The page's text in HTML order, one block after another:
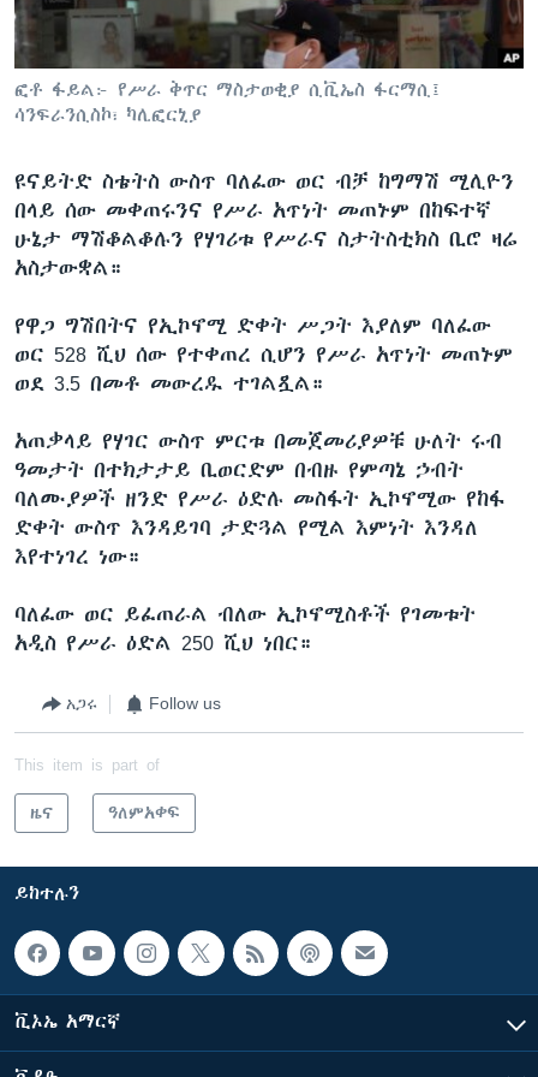
ቋንቋዎች
ፎቶ ፋይል፦ የሥራ ቅጥር ማስታወቂያ ሲቪኤስ ፋርማሲ፤
ሳንፍራንሲስኮ፣ ካሊፎርኒያ
ዩናይትድ ስቴትስ ውስጥ ባለፈው ወር ብቻ ከግማሽ ሚሊዮን
በላይ ሰው መቀጠሩንና የሥራ አጥነት መጠኑም በከፍተኛ
ሁኔታ ማሽቆልቆሉን የሃገሪቱ የሥራና ስታትስቲክስ ቢሮ ዛሬ
አስታውቋል።
የዋጋ ግሽበትና የኢኮኖሚ ድቀት ሥጋት እያለም ባለፈው
ወር 528 ሺህ ሰው የተቀጠረ ሲሆን የሥራ አጥነት መጠኑም
ወደ 3.5 በመቶ መውረዱ ተገልጿል።
አጠቃላይ የሃገር ውስጥ ምርቱ በመጀመሪያዎቹ ሁለት ሩብ
ዓመታት በተክታታይ ቢወርድም በብዙ የምጣኔ ኃብት
ባለሙያዎች ዘንድ የሥራ ዕድሉ መስፋት ኢኮኖሚው የከፋ
ድቀት ውስጥ እንዳይገባ ታድጓል የሚል እምነት እንዳለ
እየተነገረ ነው።
ባለፈው ወር ይፈጠራል ብለው ኢኮኖሚስቶች የገመቱት
አዲስ የሥራ ዕድል 250 ሺህ ነበር።
አጋሩ Follow us
This item is part of
ዜና ዓለምአቀፍ
ይከተሉን
ቪኦኤ አማርኛ